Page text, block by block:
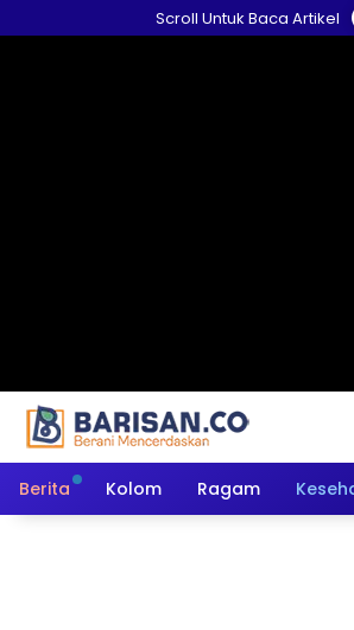
ke
Scroll Untuk Baca Artikel
Berita Kolom Ragam